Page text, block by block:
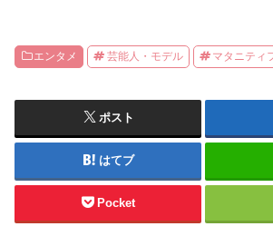
エンタメ 芸能人・モデル マタニティ
ポスト
はてブ
Pocket